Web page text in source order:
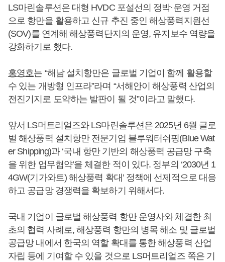
LS마린솔루션은 대형 HVDC 포설선의 정박·운영 거점
으로 항만을 활용하고 신규 추진 중인 해상풍력지원선
(SOV)를 연계해 해상풍력단지의 운영, 유지보수 역량을
강화하기로 했다.
홍영호는 “해남 설치항만은 글로벌 기업이 함께 활용할
수 있는 개방형 인프라”라며 “서해안이 해상풍력 산업의
전진기지로 도약하는 발판이 될 것”이라고 말했다.
앞서 LS머트리얼즈와 LS마린솔루션은 2025년 6월 글로
벌 해상풍력 설치항만 전문기업 블루워터쉬핑(Blue Wat
er Shipping)과 ‘국내 항만 기반의 해상풍력 공급망 구축
을 위한 업무협약’을 체결한 적이 있다. 정부의 ‘2030년 1
4GW(기가와트) 해상풍력 확대’ 정책에 선제적으로 대응
하고 공급망 경쟁력을 확보하기 위해서다.
국내 기업이 글로벌 해상풍력 항만 운영사와 체결한 최
초의 협력 사례로, 해상풍력 항만의 병목 해소 및 글로벌
공급망 내에서 한국의 역할 확대를 통한 해상풍력 산업
자립 등에 기여할 수 있을 것으로 LS머트리얼즈 쪽은 기